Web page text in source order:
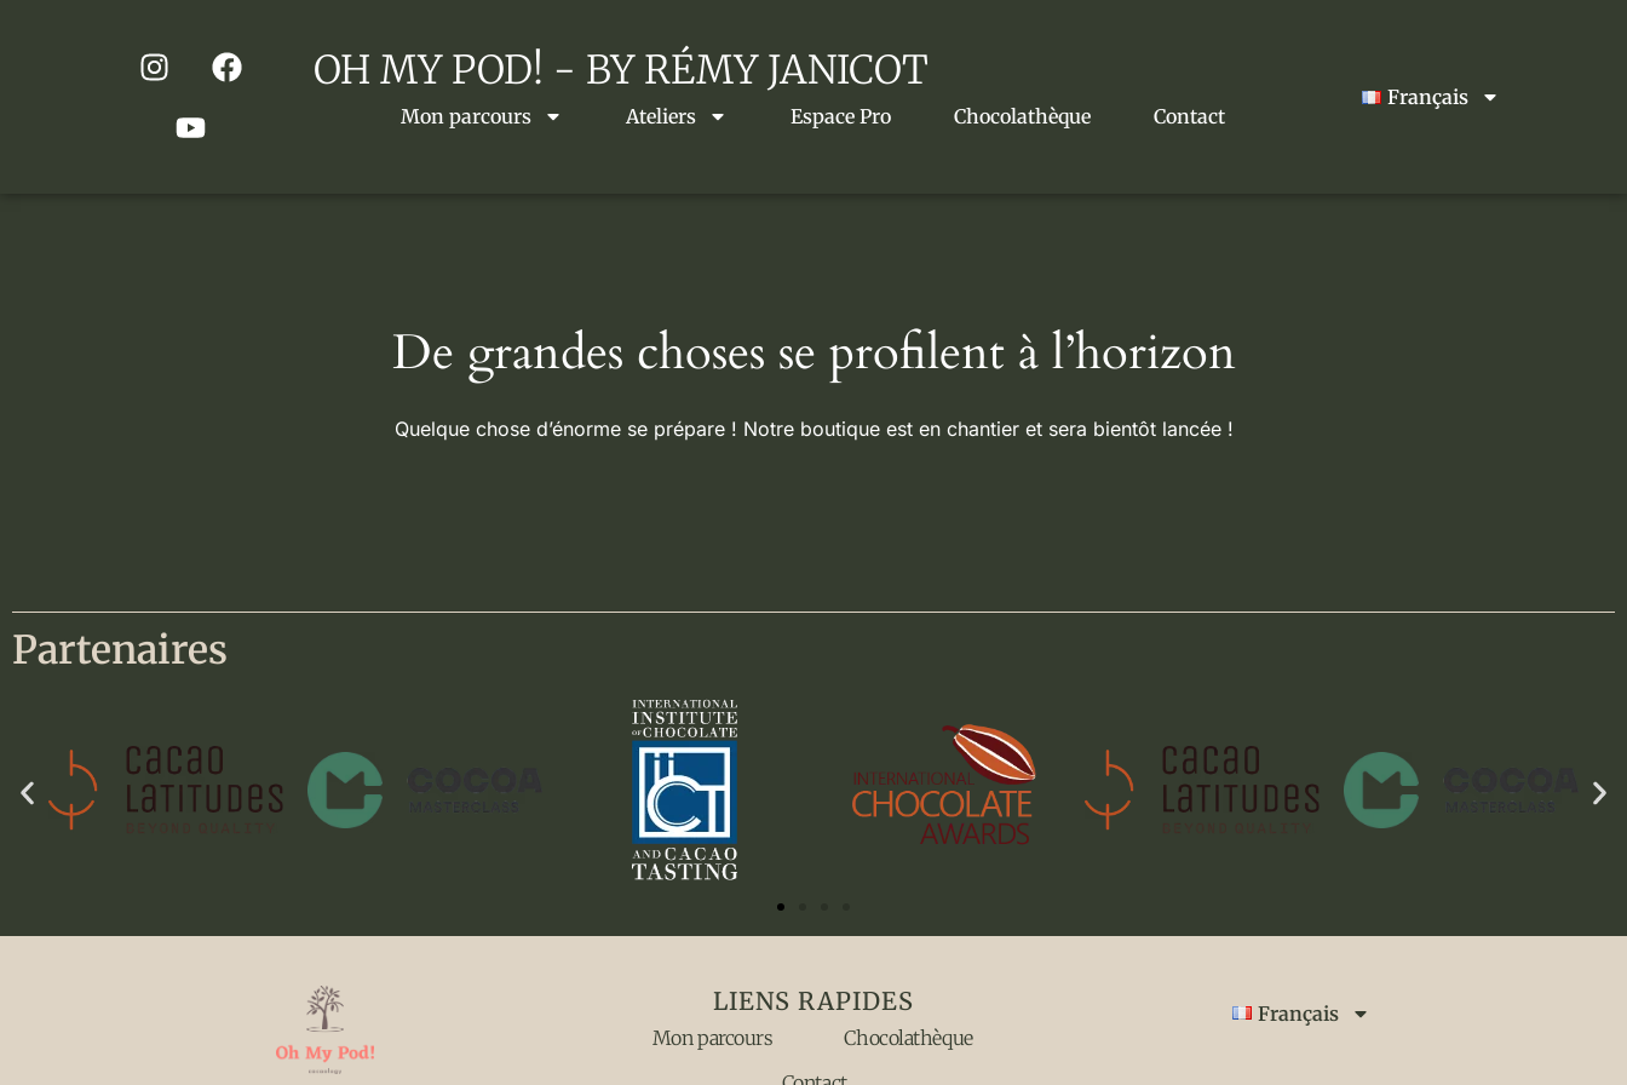
OH MY POD! - BY RÉMY JANICOT
Mon parcours Ateliers Espace Pro Chocolathèque Contact
Français
De grandes choses se profilent à l’horizon
Quelque chose d’énorme se prépare ! Notre boutique est en chantier et sera bientôt lancée !
Partenaires
LIENS RAPIDES
Mon parcours
Chocolathèque
Français